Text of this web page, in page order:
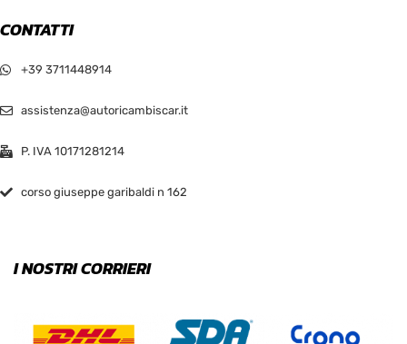
CONTATTI
+39 3711448914
assistenza@autoricambiscar.it
P. IVA 10171281214
corso giuseppe garibaldi n 162
I NOSTRI CORRIERI